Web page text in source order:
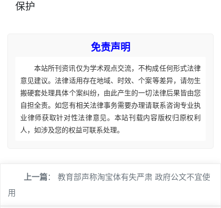
保护
免责声明
本站所刊资讯仅为学术观点交流，不构成任何形式法律
意见建议。法律适用存在地域、时效、个案等差异，请勿生
搬硬套处理具体个案纠纷，由此产生的一切法律后果皆由您
自担全责。如您有相关法律事务需要办理请联系咨询专业执
业律师获取针对性法律意见。本站刊载内容版权归原权利
人，如涉及您的权益可联系处理。
上一篇： 教育部声称淘宝体有失严肃 政府公文不宜使
用